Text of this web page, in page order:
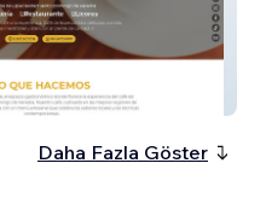
Daha Fazla Göster